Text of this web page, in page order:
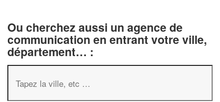
Ou cherchez aussi un agence de
communication en entrant votre ville,
département… :